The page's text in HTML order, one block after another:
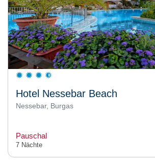
Hotel Nessebar Beach
Nessebar, Burgas
Pauschal
7 Nächte